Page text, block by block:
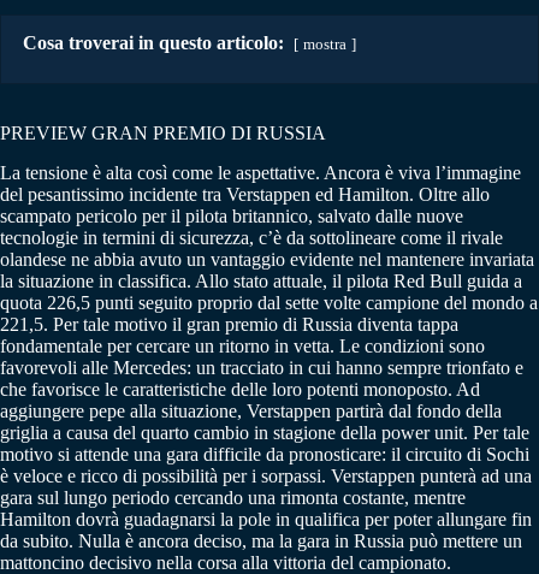
Cosa troverai in questo articolo: mostra
PREVIEW GRAN PREMIO DI RUSSIA
La tensione è alta così come le aspettative. Ancora è viva l’immagine
del pesantissimo incidente tra Verstappen ed Hamilton. Oltre allo
scampato pericolo per il pilota britannico, salvato dalle nuove
tecnologie in termini di sicurezza, c’è da sottolineare come il rivale
olandese ne abbia avuto un vantaggio evidente nel mantenere invariata
la situazione in classifica. Allo stato attuale, il pilota Red Bull guida a
quota 226,5 punti seguito proprio dal sette volte campione del mondo a
221,5. Per tale motivo il gran premio di Russia diventa tappa
fondamentale per cercare un ritorno in vetta. Le condizioni sono
favorevoli alle Mercedes: un tracciato in cui hanno sempre trionfato e
che favorisce le caratteristiche delle loro potenti monoposto. Ad
aggiungere pepe alla situazione, Verstappen partirà dal fondo della
griglia a causa del quarto cambio in stagione della power unit. Per tale
motivo si attende una gara difficile da pronosticare: il circuito di Sochi
è veloce e ricco di possibilità per i sorpassi. Verstappen punterà ad una
gara sul lungo periodo cercando una rimonta costante, mentre
Hamilton dovrà guadagnarsi la pole in qualifica per poter allungare fin
da subito. Nulla è ancora deciso, ma la gara in Russia può mettere un
mattoncino decisivo nella corsa alla vittoria del campionato.